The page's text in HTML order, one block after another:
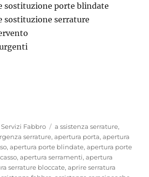
sostituzione porte blindate
sostituzione serrature
Categorie
Servizi Fabbro Tag
a ssistenza serrature,
serrature,apertura porta,apertura
,apertura porte blindate,apertura porte
,apertura serramenti,apertura
serrature bloccate,aprire serratura